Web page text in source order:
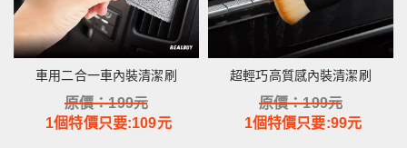
車用二合一車內裝清潔刷
原價：199元
1個特價只要:109元
超輕巧高質感內裝清潔刷
原價：199元
1個特價只要:99元